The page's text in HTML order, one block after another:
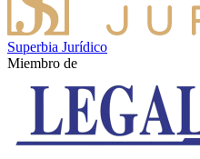
Superbia Jurídico
Miembro de